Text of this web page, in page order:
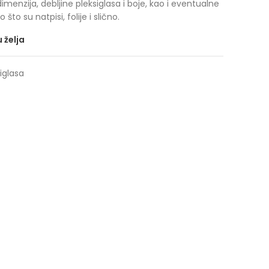
debljine pleksiglasa i boje, kao i eventualne
što su natpisi, folije i slično.
želja